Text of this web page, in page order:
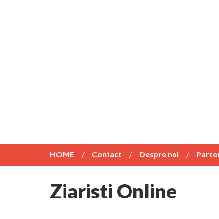
HOME Contact Despre noi
Ziaristi Online